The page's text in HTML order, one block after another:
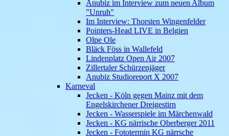
Anubiz im Interview zum neuen Album
"Unruh"
Im Interview: Thorsten Wingenfelder
Pointers-Head LIVE in Belgien
Olpe Ole
Bläck Föss in Wallefeld
Lindenplatz Open Air 2007
Zillertaler Schürzenjäger
Anubiz Studioreport X 2007
Karneval
Jecken - Köln gegen Mainz mit dem
Engelskirchener Dreigestirn
Jecken - Wasserspiele im Märchenwald
Jecken - KG närrische Oberberger 2011
Jecken - Fototermin KG närrsche